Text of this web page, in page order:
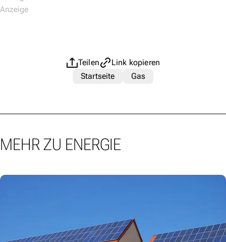
Teilen
Link kopieren
Startseite
Gas
MEHR ZU ENERGIE